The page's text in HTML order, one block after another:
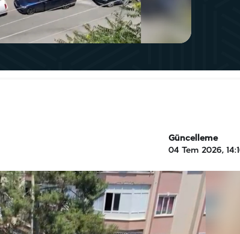
Güncelleme
04 Tem 2026,